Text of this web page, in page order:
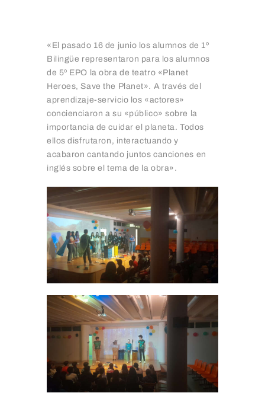
«El pasado 16 de junio los alumnos de 1º
Bilingüe representaron para los alumnos
de 5º EPO la obra de teatro «Planet
Heroes, Save the Planet». A través del
aprendizaje-servicio los «actores»
concienciaron a su «público» sobre la
importancia de cuidar el planeta. Todos
ellos disfrutaron, interactuando y
acabaron cantando juntos canciones en
inglés sobre el tema de la obra».